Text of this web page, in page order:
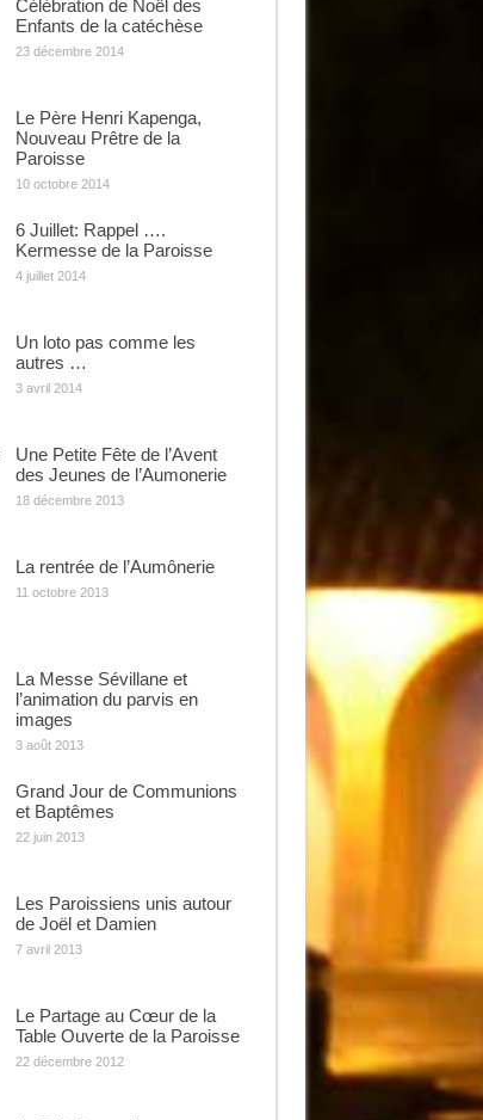
Célébration de Noël des
Enfants de la catéchèse
23 décembre 2014
Le Père Henri Kapenga,
Nouveau Prêtre de la
Paroisse
10 octobre 2014
6 Juillet: Rappel ….
Kermesse de la Paroisse
4 juillet 2014
Un loto pas comme les
autres …
3 avril 2014
Une Petite Fête de l’Avent
des Jeunes de l’Aumonerie
18 décembre 2013
La rentrée de l’Aumônerie
11 octobre 2013
La Messe Sévillane et
l’animation du parvis en
images
3 août 2013
Grand Jour de Communions
et Baptêmes
22 juin 2013
Les Paroissiens unis autour
de Joël et Damien
7 avril 2013
Le Partage au Cœur de la
Table Ouverte de la Paroisse
22 décembre 2012